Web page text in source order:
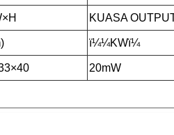
KUASA
ï¼¼KWï¼
20mW